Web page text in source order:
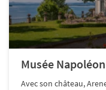
Musée
Avec son château,